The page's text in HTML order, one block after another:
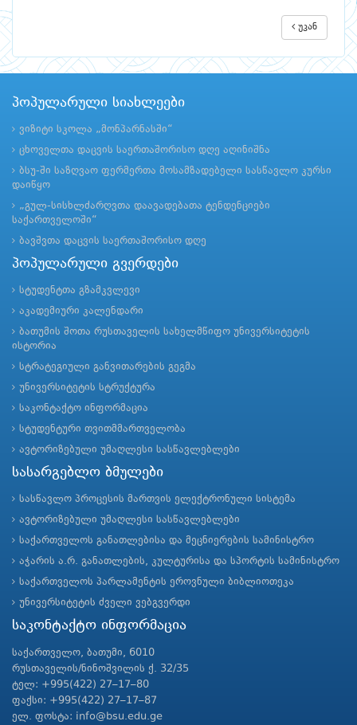
უკან
პოპულარული სიახლეები
ვიზიტი სკოლა „მონპარნასში“
ცხოველთა დაცვის საერთაშორისო დღე აღინიშნა
ბსუ-ში საზღვაო ფერმერთა მოსამზადებელი სასწავლო კურსი
დაიწყო
„გულ-სისხლძარღვთა დაავადებათა ტენდენციები
საქართველოში“
ბავშვთა დაცვის საერთაშორისო დღე
პოპულარული გვერდები
სტუდენტთა გზამკვლევი
აკადემიური კალენდარი
ბათუმის შოთა რუსთაველის სახელმწიფო უნივერსიტეტის
ისტორია
სტრატეგიული განვითარების გეგმა
უნივერსიტეტის სტრუქტურა
საკონტაქტო ინფორმაცია
სტუდენტური თვითმმართველობა
ავტორიზებული უმაღლესი სასწავლებლები
სასარგებლო ბმულები
სასწავლო პროცესის მართვის ელექტრონული სისტემა
ავტორიზებული უმაღლესი სასწავლებლები
საქართველოს განათლებისა და მეცნიერების სამინისტრო
აჭარის ა.რ. განათლების, კულტურისა და სპორტის სამინისტრო
საქართველოს პარლამენტის ეროვნული ბიბლიოთეკა
უნივერსიტეტის ძველი ვებგვერდი
საკონტაქტო ინფორმაცია
საქართველო, ბათუმი, 6010
რუსთაველის/ნინოშვილის ქ. 32/35
ტელ: +995(422) 27–17–80
ფაქსი: +995(422) 27–17–87
ელ. ფოსტა: info@bsu.edu.ge